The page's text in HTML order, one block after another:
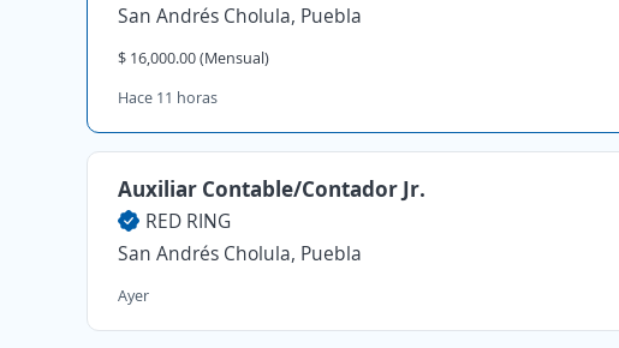
San Andrés Cholula, Puebla
$ 16,000.00 (Mensual)
Hace 11 horas
Auxiliar Contable/Contador Jr.
RED RING
San Andrés Cholula, Puebla
Ayer